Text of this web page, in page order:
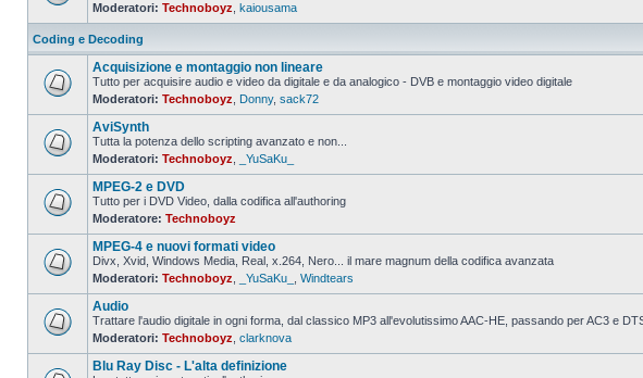
Nessun
messaggio
da
leggere
Moderatori: Technoboyz kaiousama
Coding e Decoding
Nessun
messaggio
da
leggere
Acquisizione e montaggio non lineare
Tutto per acquisire audio e video da digitale e da analogico - DVB e montaggio video digitale
Moderatori: Technoboyz Donny, sack72
Nessun
messaggio
da
leggere
AviSynth
Tutta la potenza dello scripting avanzato e non...
Moderatori: Technoboyz _YuSaKu_
Nessun
messaggio
da
leggere
MPEG-2 e DVD
Tutto per i DVD Video, dalla codifica all'authoring
Moderatore: Technoboyz
Nessun
messaggio
da
leggere
MPEG-4 e nuovi formati video
Divx, Xvid, Windows Media, Real, x.264, Nero... il mare magnum della codifica avanzata
Moderatori: Technoboyz _YuSaKu_ Windtears
Nessun
messaggio
da
Audio
Trattare l'audio digitale in ogni forma, dal classico MP3 all'evolutissimo AAC-HE, passando per AC3 e
Moderatori: Technoboyz clarknova
Blu Ray Disc - L'alta definizione